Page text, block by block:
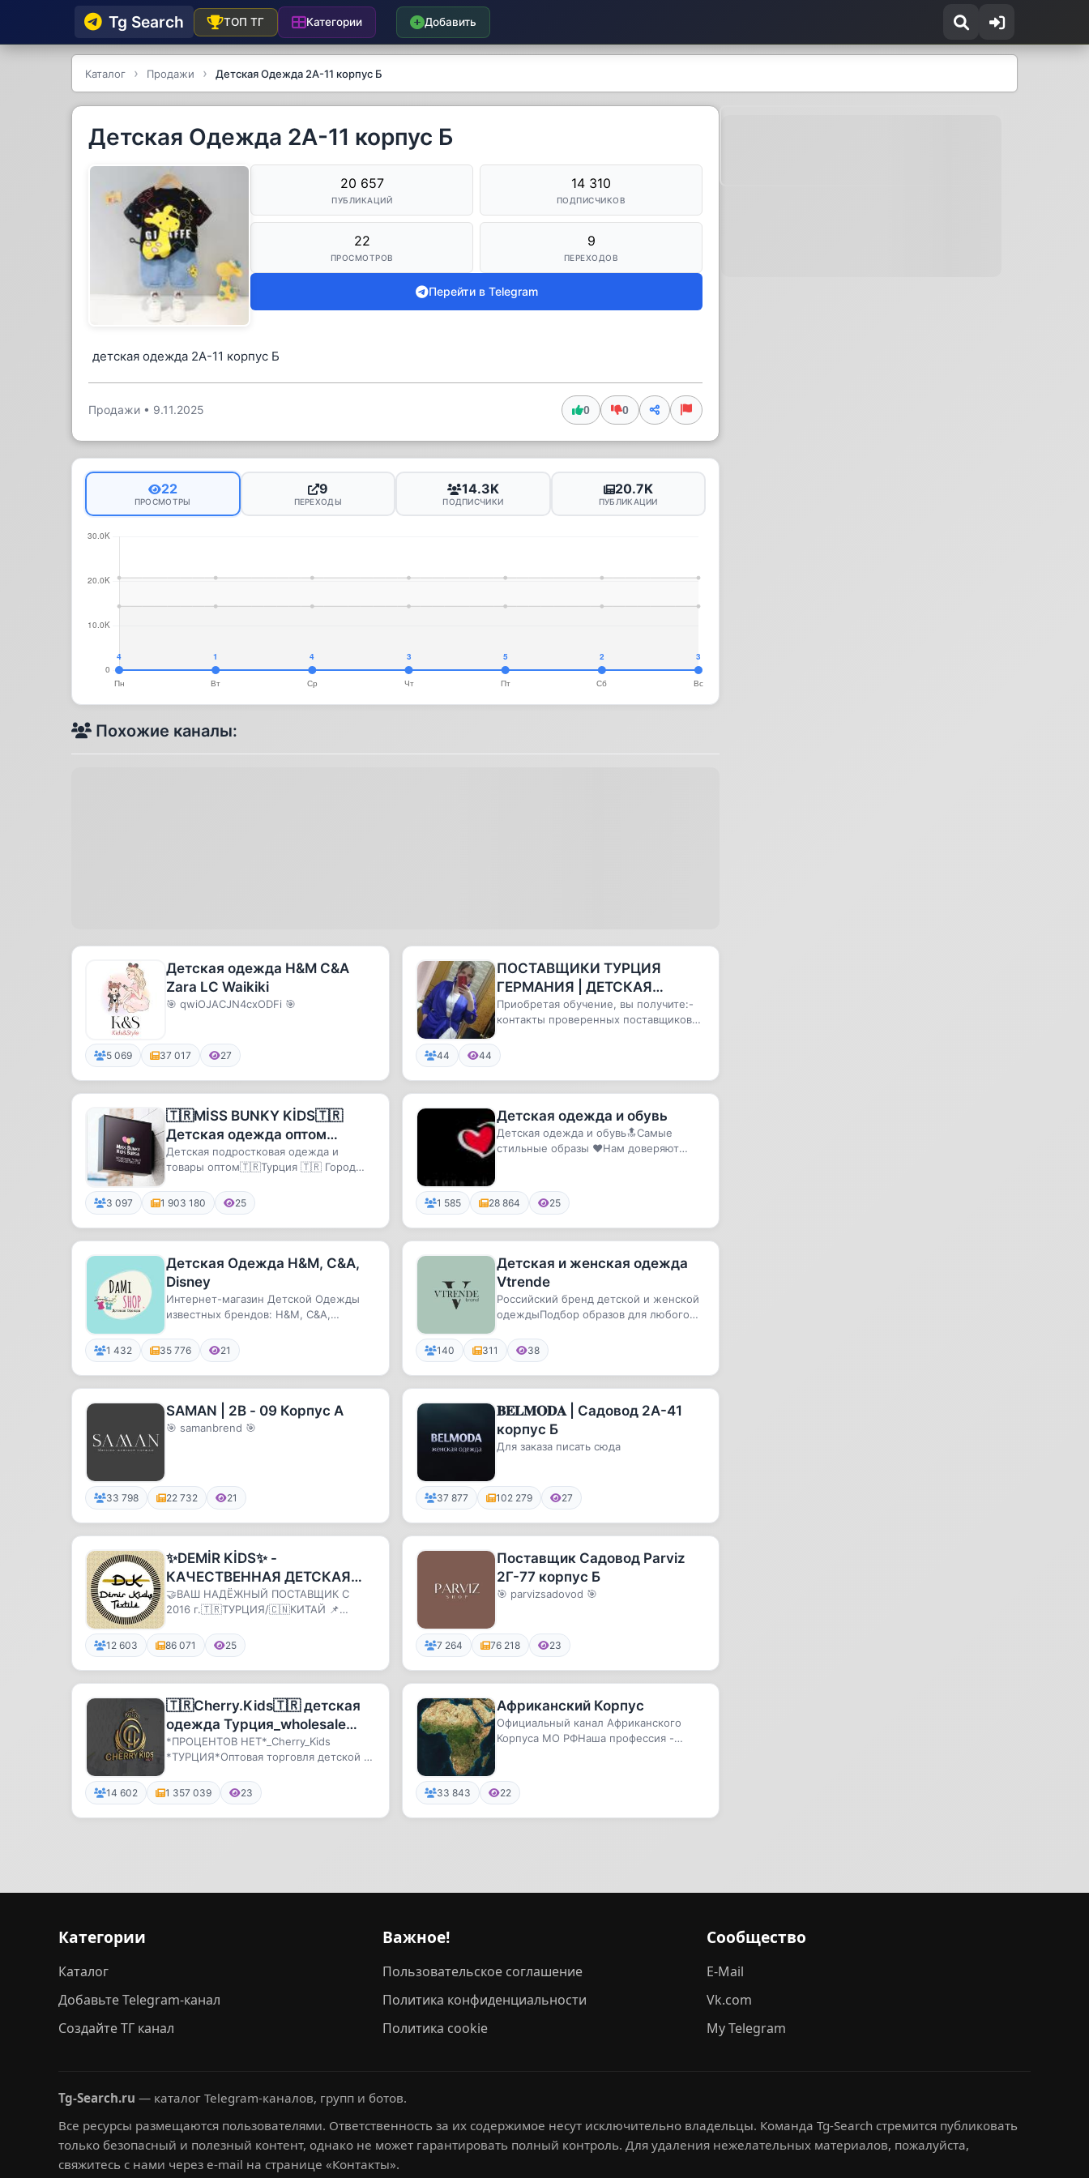
Tg Searсh ТОП ТГ Категории Добавить
Каталог Продажи Детская Одежда 2А-11 корпус Б
Детская Одежда 2А-11 корпус Б
20 657
ПУБЛИКАЦИЙ
14 310
ПОДПИСЧИКОВ
22
ПРОСМОТРОВ
9
ПЕРЕХОДОВ
Перейти в Telegram
детская одежда 2А-11 корпус Б
Продажи • 9.11.2025 0 0
22
ПРОСМОТРЫ
9
ПЕРЕХОДЫ
14.3K
ПОДПИСЧИКИ
20.7K
ПУБЛИКАЦИИ
Похожие каналы:
Детская одежда H&M C&A
Zara LC Waikiki
🎯 qwiOJACJN4cxODFi 🎯
5 069 37 017 27
ПОСТАВЩИКИ ТУРЦИЯ
ГЕРМАНИЯ | ДЕТСКАЯ
ОДЕЖДА | ОБУЧЕНИЕ
Приобретая обучение, вы получите:-
контакты проверенных поставщиков
44 44
🇹🇷MİSS BUNKY KİDS🇹🇷
Детская одежда оптом
Турция
Детская подростковая одежда и
товары оптом🇹🇷Турция 🇹🇷 Город
другие...
3 097 1 903 180 25
Детская одежда и обувь
Детская одежда и обувь🔝Самые
стильные образы ❤️Нам доверяют
1 585 28 864 25
Детская Одежда H&M, C&A,
Disney
Интернет-магазин Детской Одежды
известных брендов: H&M, C&A,
пишите...
1 432 35 776 21
Детская и женская одежда
Vtrende
Российский бренд детской и женской
одеждыПодбор образов для любого
140 311 38
SAMAN | 2В - 09 Корпус А
🎯 samanbrend 🎯
33 798 22 732 21
𝐁𝐄𝐋𝐌𝐎𝐃𝐀 | Садовод 2А-41
корпус Б
Для заказа писать сюда
37 877 102 279 27
✨DEMİR KİDS✨ -
КАЧЕСТВЕННАЯ ДЕТСКАЯ
ОДЕЖДА✨ОПТ✨ РОЗНИЦА✨
🤝ВАШ НАДЁЖНЫЙ ПОСТАВЩИК С
2016 г.🇹🇷ТУРЦИЯ/🇨🇳КИТАЙ 📌
ДОСТАВКА🤳ВИДЕОЗВ...
12 603 86 071 25
Поставщик Садовод Parviz
2Г-77 корпус Б
🎯 parvizsadovod 🎯
7 264 76 218 23
🇹🇷Cherry.Kids🇹🇷 детская
одежда Турция_wholesale
kidswear
*ПРОЦЕНТОВ НЕТ*_Cherry_Kids
*ТУРЦИЯ*Оптовая торговля детской и
WHOLES...
14 602 1 357 039 23
Африканский Корпус
Официальный канал Африканского
Корпуса МО РФНаша профессия -
33 843 22
Категории
Каталог
Добавьте Telegram-канал
Создайте ТГ канал
Важное!
Пользовательское соглашение
Политика конфиденциальности
Политика cookie
Сообщество
E-Mail
Vk.com
My Telegram
Tg-Search.ru — каталог Telegram-каналов, групп и ботов.
Все ресурсы размещаются пользователями. Ответственность за их содержимое несут исключительно владельцы. Команда Tg-Search стремится публиковать
только безопасный и полезный контент, однако не может гарантировать полный контроль. Для удаления нежелательных материалов, пожалуйста,
свяжитесь с нами через e-mail на странице «Контакты».